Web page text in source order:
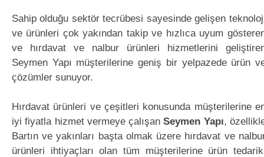
Sahip olduğu sektör tecrübesi sayesinde gelişen
ve ürünleri çok yakından takip ve hızlıca uyum
ve hırdavat ve nalbur ürünleri hizmetlerini
Seymen Yapı müşterilerine geniş bir yelpazede ürün
çözümler sunuyor.
Hırdavat ürünleri ve çeşitleri konusunda müşterilerine
iyi fiyatla hizmet vermeye çalışanSeymen Yapı,
Bartın ve yakınları başta olmak üzere hırdavat ve
ürünleri ihtiyaçları olan tüm müşterilerine ürün